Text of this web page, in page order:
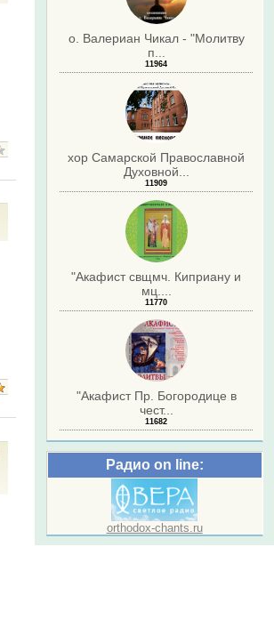
о. Валериан Чикал - "Молитву
п...
11964
хор Самарской Православной
Духовной...
11909
"Акафист свщмч. Киприану и
мц....
11770
"Акафист Пр. Богородице в
чест...
11682
Радио on line:
orthodox-chants.ru